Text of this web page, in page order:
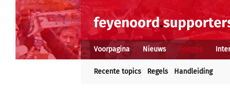
Voorpagina Nieuws Forums
Recente topics Regels Handleiding